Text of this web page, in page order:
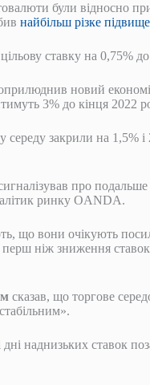
були відносно
найбільш різке
ставку на 0,75%
новий
3% до кінця 2022
середу закрили на 1,5%
про подальше
ринку OANDA.
що вони очікують
ніж зниження
сказав, що торгове
наднизьких ставок